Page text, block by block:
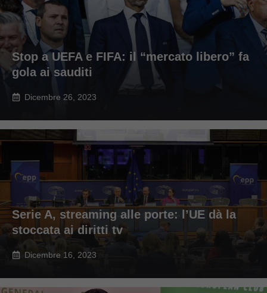
Stop a UEFA e FIFA: il “mercato libero” fa
gola ai sauditi
Dicembre 26, 2023
Serie A, streaming alle porte: l’UE dà la
stoccata ai diritti tv
Dicembre 16, 2023